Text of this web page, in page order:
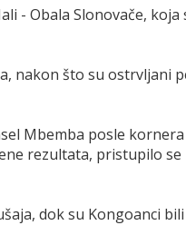
- Obala Slonovače,
nakon što su ostrvljani
Mbemba posle
rezultata, pristupilo se
dok su Kongoanci